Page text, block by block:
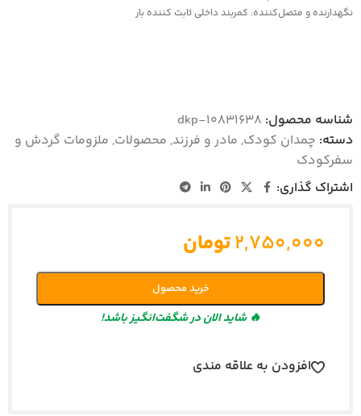
نگهدارنده و متصل‌کننده: کمربند داخلی ثابت کننده بار
شناسه محصول: dkp-10831638
دسته: چمدان کودک, مادر و فرزند, محصولات, ملزومات گردش و
سفرکودک
اشتراک گذاری:
۲,۷۵۰,۰۰۰تومان
خرید محصول
🔥 شاید الان در شگفت‌انگیز باشد!
افزودن به علاقه مندی